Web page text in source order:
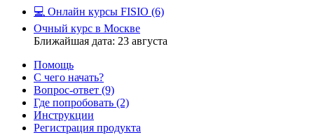
💻 Онлайн курсы FISIO (6)
Очный курс в Москве
Ближайшая дата: 23 августа
Помощь
С чего начать?
Вопрос-ответ (9)
Где попробовать (2)
Инструкции
Регистрация продукта